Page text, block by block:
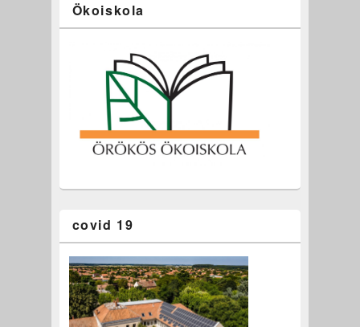
Ökoiskola
covid 19